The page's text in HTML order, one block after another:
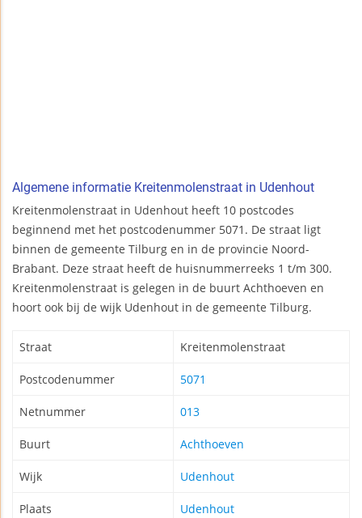
Algemene informatie Kreitenmolenstraat in Udenhout
Kreitenmolenstraat in Udenhout heeft 10 postcodes
beginnend met het postcodenummer 5071. De straat ligt
binnen de gemeente Tilburg en in de provincie Noord-
Brabant. Deze straat heeft de huisnummerreeks 1 t/m 300.
Kreitenmolenstraat is gelegen in de buurt Achthoeven en
hoort ook bij de wijk Udenhout in de gemeente Tilburg.
Straat Kreitenmolenstraat
Postcodenummer 5071
Netnummer 013
Buurt Achthoeven
Wijk Udenhout
Plaats Udenhout